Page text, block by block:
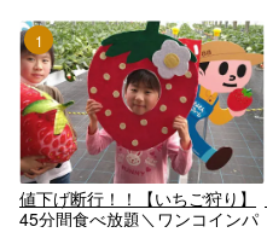
1位
値下げ断行！！【いちご狩り】
45分間食べ放題＼ワンコインパ